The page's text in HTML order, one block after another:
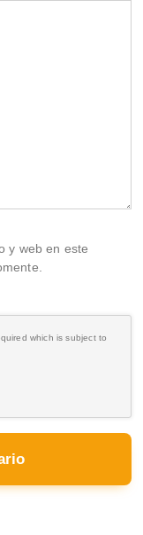
y web en este
which is subject to